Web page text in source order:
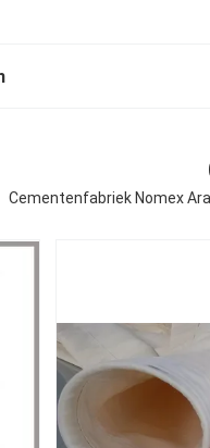
Cementenfabriek Nomex